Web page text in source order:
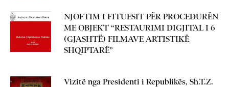
NJOFTIM I FITUESIT PËR PROCEDURËN
ME OBJEKT “RESTAURIMI DIGJITAL I 6
(GJASHTË) FILMAVE ARTISTIKË
SHQIPTARË”
Vizitë nga Presidenti i Republikës, Sh.T.Z.